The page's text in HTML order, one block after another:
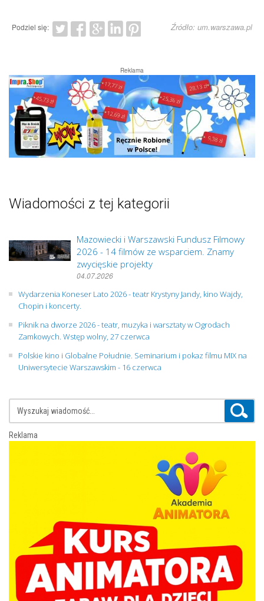
Podziel się: Źródło: um.warszawa.pl
Reklama
Wiadomości z tej kategorii
Mazowiecki i Warszawski Fundusz Filmowy
2026 - 14 filmów ze wsparciem. Znamy
zwycięskie projekty
04.07.2026
Wydarzenia Koneser Lato 2026 - teatr Krystyny Jandy, kino Wajdy,
Chopin i koncerty.
Piknik na dworze 2026 - teatr, muzyka i warsztaty w Ogrodach
Zamkowych. Wstęp wolny, 27 czerwca
Polskie kino i Globalne Południe. Seminarium i pokaz filmu MIX na
Uniwersytecie Warszawskim - 16 czerwca
Reklama